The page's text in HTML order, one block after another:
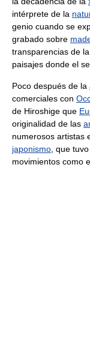
intérprete de la
genio cuando se
grabado sobre
transparencias de
paisajes donde el
Poco después de la
comerciales con
de Hiroshige que
originalidad de las
numerosos artistas
japonismo , que
movimientos como